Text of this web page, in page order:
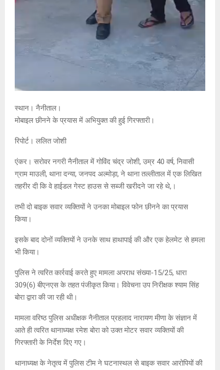
स्थान। नैनीताल।
मोबाइल छीनने के प्रयास में अभियुक्त की हुई गिरफ्तारी।
रिपोर्ट। ललित जोशी
एंकर। सरोवर नगरी नैनीताल में गोविंद चंद्र जोशी, उम्र 40 वर्ष, निवासी
ग्राम माउली, थाना दन्या, जनपद अल्मोड़ा, ने थाना तल्लीताल में एक लिखित
तहरीर दी कि वे हाईडल गेस्ट हाउस से सब्जी खरीदने जा रहे थे,।
तभी दो बाइक सवार व्यक्तियों ने उनका मोबाइल फोन छीनने का प्रयास
किया।
इसके बाद दोनों व्यक्तियों ने उनके साथ हाथापाई की और एक हेलमेट से हमला
भी किया।
पुलिस ने त्वरित कार्रवाई करते हुए मामला अपराध संख्या-15/25, धारा
309(6) बीएनएस के तहत पंजीकृत किया। विवेचना उप निरीक्षक श्याम सिंह
बोरा द्वारा की जा रही थी।
मामला वरिष्ठ पुलिस अधीक्षक नैनीताल प्रहलाद नारायण मीणा के संज्ञान में
आते ही त्वरित थानाध्यक्ष रमेश बोरा को उक्त मोटर सवार व्यक्तियों की
गिरफ्तारी के निर्देश दिए गए।
थानाध्यक्ष के नेतृत्व में पुलिस टीम ने घटनास्थल से बाइक सवार आरोपियों की